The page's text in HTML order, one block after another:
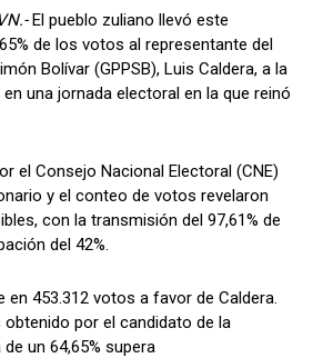
El pueblo zuliano llevó este
de los votos al representante del
Bolívar (GPPSB), Luis Caldera, a la
una jornada electoral en la que reinó
el Consejo Nacional Electoral (CNE)
y el conteo de votos revelaron
con la transmisión del 97,61% de
del 42%.
en 453.312 votos a favor de Caldera.
por el candidato de la
un 64,65% supera